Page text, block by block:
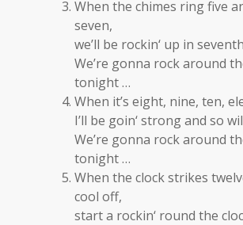
When the chimes ring five
seven,
we’ll be rockin‘ up in
We’re gonna rock around
tonight …
When it’s eight, nine, ten,
I’ll be goin‘ strong and so
We’re gonna rock around
tonight …
When the clock strikes
cool off,
start a rockin‘ round the